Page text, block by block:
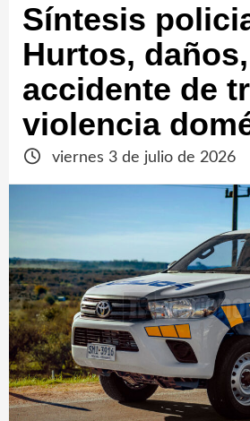
Síntesis
Hurtos, daños,
accidente de
violencia
viernes 3 de julio de 2026